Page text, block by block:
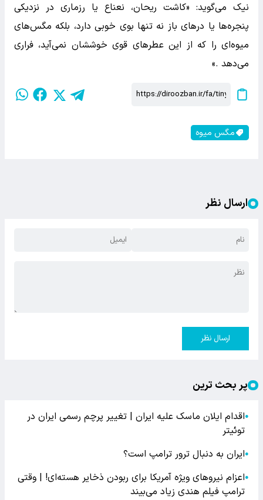
نیک می‌گوید: «کاشت ریحان، نعناع یا رزماری در نزدیکی
پنجره‌ها یا درهای باز نه تنها بوی خوبی دارد، بلکه مگس‌های
میوه‌ای را که از این عطرهای قوی خوششان نمی‌آید، فراری
می‌دهد .»
مگس میوه
ارسال نظر
ارسال نظر
پر بحث ترین
●اقدام ایلان ماسک علیه ایران | تغییر پرچم رسمی ایران در
توئیتر
●ایران به دنبال ترور ترامپ است؟
●اعزام نیروهای ویژه آمریکا برای ربودن ذخایر هسته‌ای! | وقتی
ترامپ فیلم هندی زیاد می‌بیند